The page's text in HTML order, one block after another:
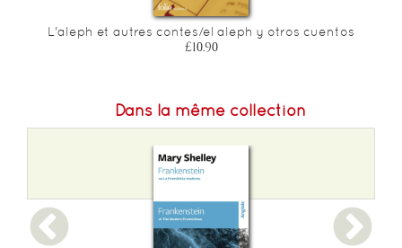
L'aleph et autres contes/el aleph y otros cuentos
£10.90
Dans la même collection